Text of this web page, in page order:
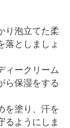
り泡立てた柔
落としましょ
ィークリーム
ら保湿をする
を塗り、汗を
るようにしま